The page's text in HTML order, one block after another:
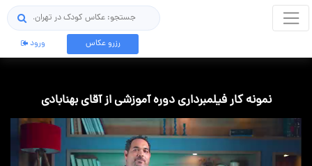
جستجو
رزرو عکاس ورود
نمونه کار فیلمبرداری دوره آموزشی از آقای بهنابادی